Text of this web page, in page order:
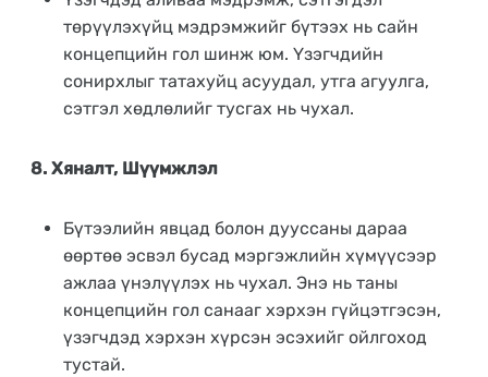
төрүүлэхүйц мэдрэмжийг бүтээх нь сайн
концепцийн гол шинж юм. Үзэгчдийн
сонирхлыг татахуйц асуудал, утга агуулга,
сэтгэл хөдлөлийг тусгах нь чухал.
8. Хяналт, Шүүмжлэл
Бүтээлийн явцад болон дууссаны дараа
өөртөө эсвэл бусад мэргэжлийн хүмүүсээр
ажлаа үнэлүүлэх нь чухал. Энэ нь таны
концепцийн гол санааг хэрхэн гүйцэтгэсэн,
үзэгчдэд хэрхэн хүрсэн эсэхийг ойлгоход
тустай.